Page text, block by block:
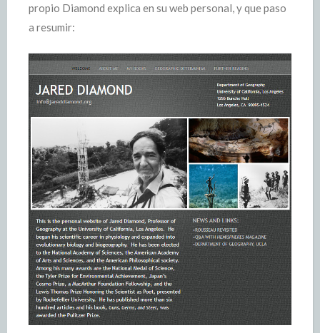
propio Diamond explica en su web personal, y que paso
a resumir: